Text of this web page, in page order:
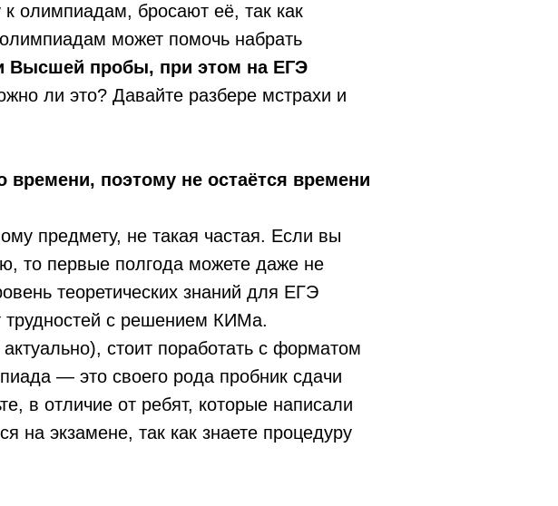
олимпиадам, бросают её, так как
может помочь набрать
Высшей пробы, при этом на ЕГЭ
ли это? Давайте разбере мстрахи и
поэтому не остаётся времени
предмету, не такая частая. Если вы
то первые полгода можете даже не
теоретических знаний для ЕГЭ
трудностей с решением КИМа.
стоит поработать с форматом
— это своего рода пробник сдачи
в отличие от ребят, которые написали
на экзамене, так как знаете процедуру